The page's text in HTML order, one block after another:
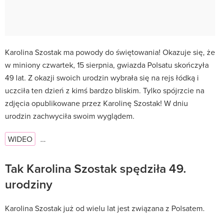
Karolina Szostak ma powody do świętowania! Okazuje się, że
w miniony czwartek, 15 sierpnia, gwiazda Polsatu skończyła
49 lat. Z okazji swoich urodzin wybrała się na rejs łódką i
uczciła ten dzień z kimś bardzo bliskim. Tylko spójrzcie na
zdjęcia opublikowane przez Karolinę Szostak! W dniu
urodzin zachwyciła swoim wyglądem.
WIDEO …
Tak Karolina Szostak spędziła 49.
urodziny
Karolina Szostak już od wielu lat jest związana z Polsatem.